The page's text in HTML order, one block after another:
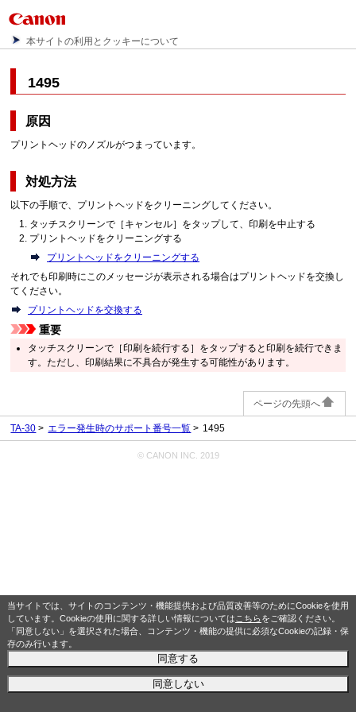
当サイトでは、サイトのコンテンツ・機能提供および品質改善等のためにCookieを使用
しています。Cookieの使用に関する詳しい情報については こちらをご確認ください。
「同意しない」を選択された場合、コンテンツ・機能の提供に必須なCookieの記録・保
存のみ行います。
同意する
同意しない
本サイトの利用とクッキーについて
1495
原因
プリントヘッドのノズルがつまっています。
対処方法
以下の手順で、プリントヘッドをクリーニングしてください。
タッチスクリーンで［キャンセル］をタップして、印刷を中止する
プリントヘッドをクリーニングする
プリントヘッドをクリーニングする
それでも印刷時にこのメッセージが表示される場合はプリントヘッドを交換し
てください。
プリントヘッドを交換する
重要
タッチスクリーンで［印刷を続行する］をタップすると印刷を続行できま
す。ただし、印刷結果に不具合が発生する可能性があります。
ページの先頭へ
TA-30 エラー発生時のサポート番号一覧 1495
© CANON INC. 2019